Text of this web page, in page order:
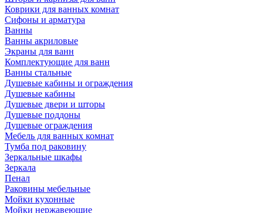
Коврики для ванных комнат
Сифоны и арматура
Ванны
Ванны акриловые
Экраны для ванн
Комплектующие для ванн
Ванны стальные
Душевые кабины и ограждения
Душевые кабины
Душевые двери и шторы
Душевые поддоны
Душевые ограждения
Мебель для ванных комнат
Тумба под раковину
Зеркальные шкафы
Зеркала
Пенал
Раковины мебельные
Мойки кухонные
Мойки нержавеющие